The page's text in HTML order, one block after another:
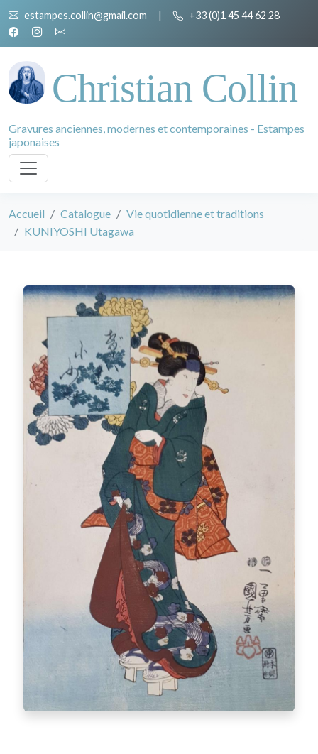
estampes.collin@gmail.com | +33 (0)1 45 44 62 28
Christian Collin
Gravures anciennes, modernes et contemporaines - Estampes
japonaises
Accueil Catalogue
Vie quotidienne et traditions
KUNIYOSHI Utagawa